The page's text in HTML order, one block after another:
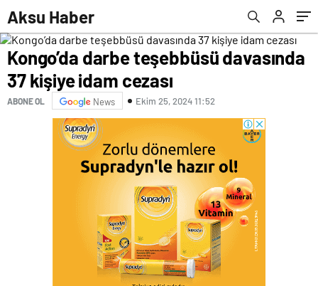
Aksu Haber
Kongo’da darbe teşebbüsü davasında
37 kişiye idam cezası
ABONE OL News Ekim 25, 2024 11:52